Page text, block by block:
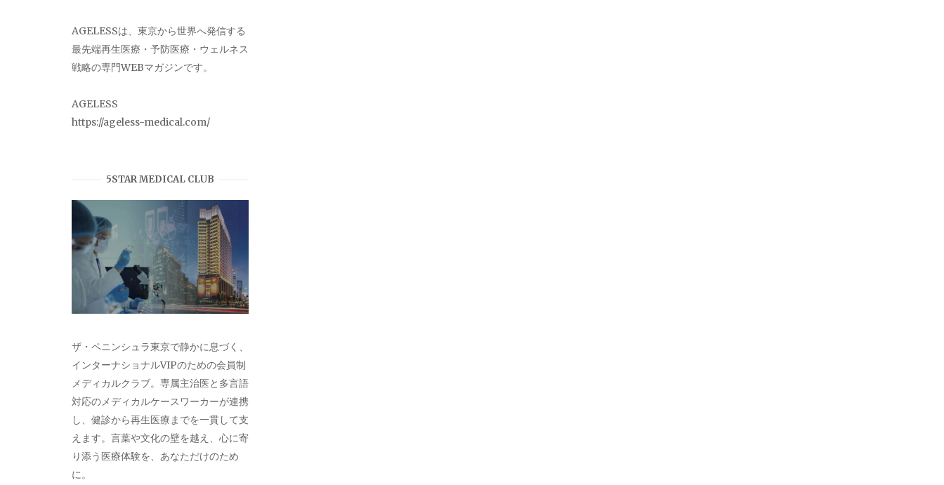
AGELESSは、東京から世界へ発信する
最先端再生医療・予防医療・ウェルネス
戦略の専門WEBマガジンです。
AGELESS
https://ageless-medical.com/
5STAR MEDICAL CLUB
ザ・ペニンシュラ東京で静かに息づく、
インターナショナルVIPのための会員制
メディカルクラブ。専属主治医と多言語
対応のメディカルケースワーカーが連携
し、健診から再生医療までを一貫して支
えます。言葉や文化の壁を越え、心に寄
り添う医療体験を、あなただけのため
に。